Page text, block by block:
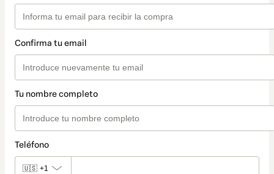
Confirma tu email
Tu nombre completo
Teléfono
🇺🇸 +1